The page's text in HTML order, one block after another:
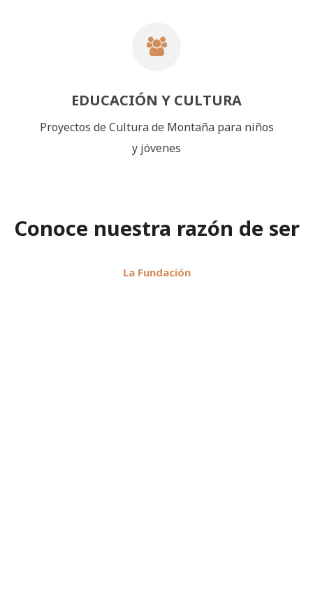
EDUCACIÓN Y CULTURA
Proyectos de Cultura de Montaña para niños
y jóvenes
Conoce nuestra razón de ser
La Fundación